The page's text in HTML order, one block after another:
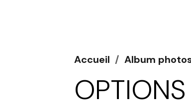
Accueil Album
OPTIONS